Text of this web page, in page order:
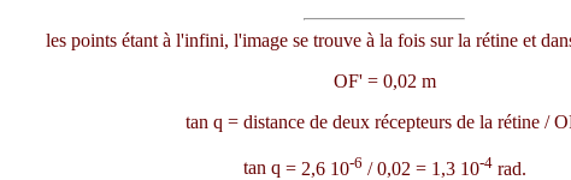
les points étant à l'infini, l'image se trouve à la fois sur la rétine et
OF' = 0,02 m
tan q = distance de deux récepteurs de la rétine /
tan q = 2,6 10-6 / 0,02 = 1,3 10-4rad.